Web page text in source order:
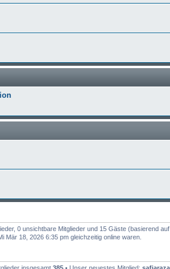
0 unsichtbare Mitglieder und 15 Gäste (basierend
Mär 18, 2026 6:35 pm gleichzeitig online waren.